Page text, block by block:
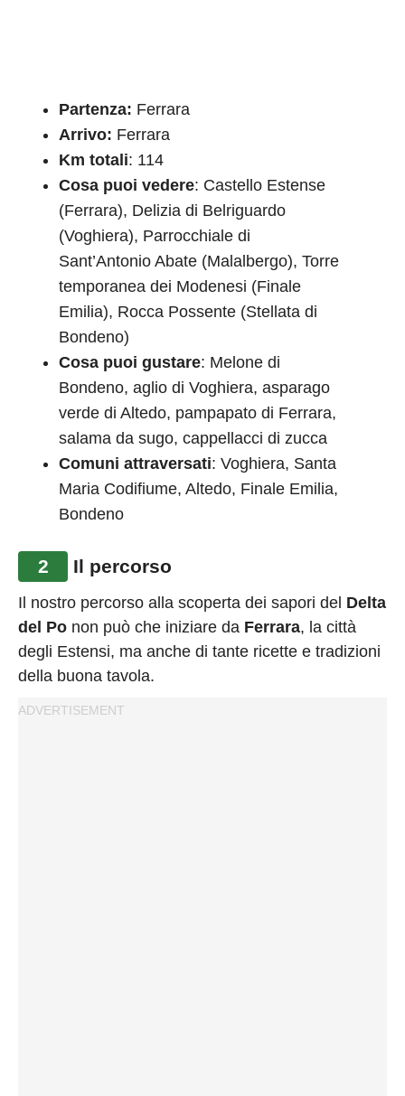
Partenza: Ferrara
Arrivo: Ferrara
Km totali: 114
Cosa puoi vedere: Castello Estense
(Ferrara), Delizia di Belriguardo
(Voghiera), Parrocchiale di
Sant’Antonio Abate (Malalbergo), Torre
temporanea dei Modenesi (Finale
Emilia), Rocca Possente (Stellata di
Bondeno)
Cosa puoi gustare: Melone di
Bondeno, aglio di Voghiera, asparago
verde di Altedo, pampapato di Ferrara,
salama da sugo, cappellacci di zucca
Comuni attraversati: Voghiera, Santa
Maria Codifiume, Altedo, Finale Emilia,
Bondeno
2 Il percorso
Il nostro percorso alla scoperta dei sapori del Delta
del Po non può che iniziare da Ferrara, la città
degli Estensi, ma anche di tante ricette e tradizioni
della buona tavola.